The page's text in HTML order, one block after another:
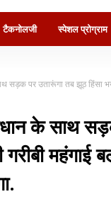
टैकनोलजी स्पेशल प्रोग्राम
पर उतारूंगा तब झूठ हिंसा भय
के साथ
महंगाई